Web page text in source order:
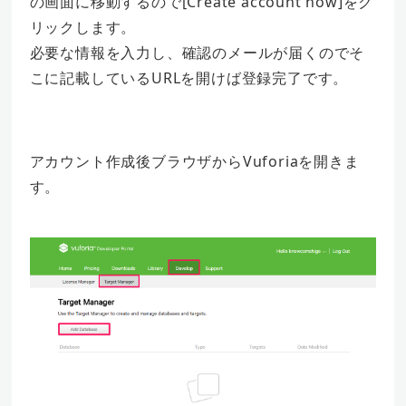
リックします。
必要な情報を入力し、確認のメールが届くのでそ
こに記載しているURLを開けば登録完了です。
アカウント作成後ブラウザからVuforiaを開きま
す。